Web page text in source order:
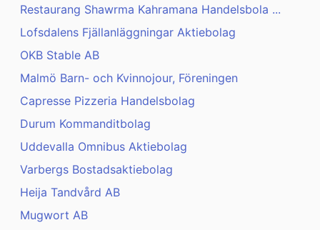
Restaurang Shawrma Kahramana Handelsbola ...
Lofsdalens Fjällanläggningar Aktiebolag
OKB Stable AB
Malmö Barn- och Kvinnojour, Föreningen
Capresse Pizzeria Handelsbolag
Durum Kommanditbolag
Uddevalla Omnibus Aktiebolag
Varbergs Bostadsaktiebolag
Heija Tandvård AB
Mugwort AB